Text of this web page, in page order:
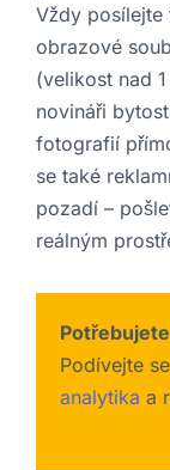
Vždy
obrazové
(velikost nad
novináři
fotografií
se také
pozadí –
reálným
Podívejte
analytika a